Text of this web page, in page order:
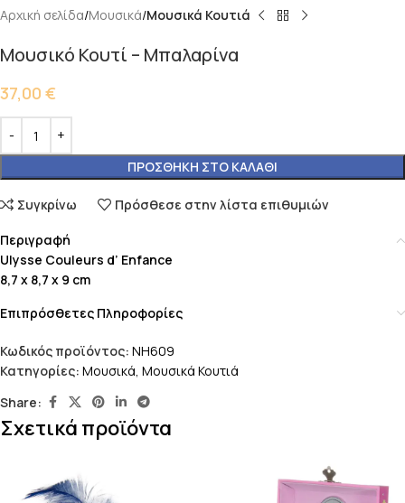
Αρχική σελίδα Μουσικά Μουσικά Κουτιά
Μουσικό Κουτί – Μπαλαρίνα
37,00 €
ΠΡΟΣΘΉΚΗ ΣΤΟ ΚΑΛΆΘΙ
Συγκρίνω Πρόσθεσε στην λίστα επιθυμιών
Περιγραφή
Ulysse Couleurs d’ Enfance
8,7 x 8,7 x 9 cm
Επιπρόσθετες Πληροφορίες
Κωδικός προϊόντος: NH609
Κατηγορίες: Μουσικά, Μουσικά Κουτιά
Share:
Σχετικά προϊόντα